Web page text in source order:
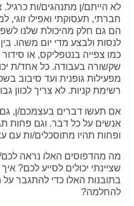
לא הייתם/ן מתנהגים/ות
חברתי, תעסוקתי ואפילו זוגי,
הם גם חלק מהיכולת שלנו
לנסות ולבצע מדי יום משהו.
כמו צפייה בנטפליקס, או
שקשורה בעבודה. כל אחד/ת
מפעילות גופנית ועד סיבוב
רשימת קניות. לא צריך לכוון
אם תעשו דברים בעצמכם/ן, גם
אנשים על כל דבר. וגם פחות
ופחות תהיו מתוסכלים/ות עם
מה מהדפוסים האלו נראה
שציינתי יכולים לסייע לכם?
בתובנות האלו כדי להתגבר
להחלמה?